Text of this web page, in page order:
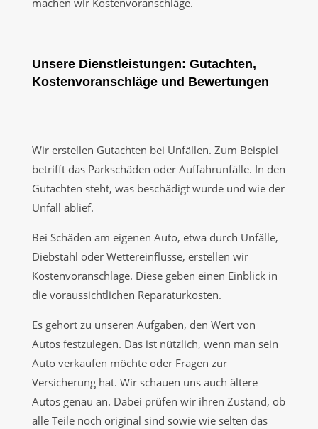
machen wir Kostenvoranschläge.
Unsere Dienstleistungen: Gutachten,
Kostenvoranschläge und Bewertungen
Wir erstellen Gutachten bei Unfällen. Zum Beispiel
betrifft das Parkschäden oder Auffahrunfälle. In den
Gutachten steht, was beschädigt wurde und wie der
Unfall ablief.
Bei Schäden am eigenen Auto, etwa durch Unfälle,
Diebstahl oder Wettereinflüsse, erstellen wir
Kostenvoranschläge. Diese geben einen Einblick in
die voraussichtlichen Reparaturkosten.
Es gehört zu unseren Aufgaben, den Wert von
Autos festzulegen. Das ist nützlich, wenn man sein
Auto verkaufen möchte oder Fragen zur
Versicherung hat. Wir schauen uns auch ältere
Autos genau an. Dabei prüfen wir ihren Zustand, ob
alle Teile noch original sind sowie wie selten das